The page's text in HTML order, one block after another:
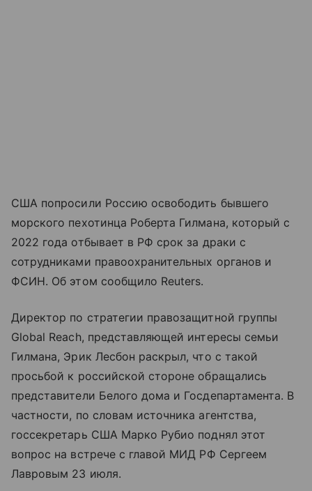
США попросили Россию освободить бывшего
морского пехотинца Роберта Гилмана, который с
2022 года отбывает в РФ срок за драки с
сотрудниками правоохранительных органов и
ФСИН. Об этом сообщило Reuters.
Директор по стратегии правозащитной группы
Global Reach, представляющей интересы семьи
Гилмана, Эрик Лесбон раскрыл, что с такой
просьбой к российской стороне обращались
представители Белого дома и Госдепартамента. В
частности, по словам источника агентства,
госсекретарь США Марко Рубио поднял этот
вопрос на встрече с главой МИД РФ Сергеем
Лавровым 23 июля.